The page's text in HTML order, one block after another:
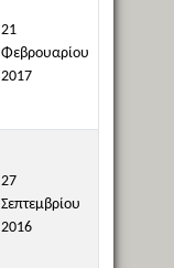
21
Φεβρουαρίου
2017
27
Σεπτεμβρίου
2016